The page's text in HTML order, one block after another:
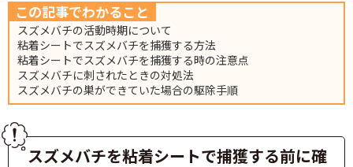
この記事でわかること
スズメバチの活動時期について
粘着シートでスズメバチを捕獲する方法
粘着シートでスズメバチを捕獲する時の注意点
スズメバチに刺されたときの対処法
スズメバチの巣ができていた場合の駆除手順
スズメバチを粘着シートで捕獲する前に確